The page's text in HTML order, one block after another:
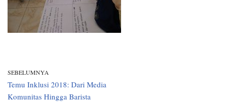
SEBELUMNYA
Temu Inklusi 2018: Dari Media
Komunitas Hingga Barista